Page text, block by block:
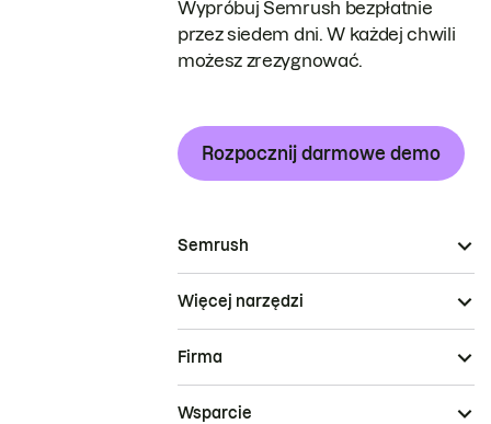
Wypróbuj Semrush bezpłatnie
przez siedem dni. W każdej chwili
możesz zrezygnować.
Rozpocznij darmowe demo
Semrush
Więcej narzędzi
Firma
Wsparcie